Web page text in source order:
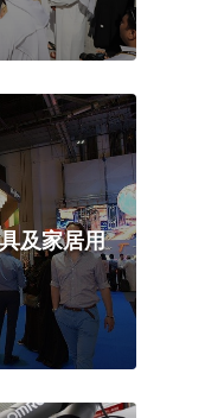
及家居用